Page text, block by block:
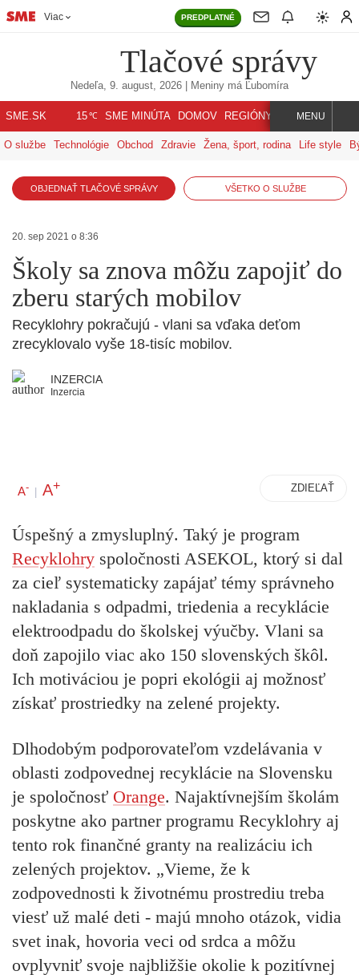
Viac PREDPLATNÉ
Tlačové správy
Nedeľa, 9. august, 2026 | Meniny má Ľubomíra
SME.SK 15℃ SME MINÚTA DOMOV REGIÓNY INDEX SVET
MENU
O službe Technológie Obchod Zdravie Žena, šport, rodina Life style
OBJEDNAŤ TLAČOVÉ SPRÁVY VŠETKO O SLUŽBE
20. sep 2021 o 8:36
Školy sa znova môžu zapojiť do
zberu starých mobilov
Recyklohry pokračujú - vlani sa vďaka deťom
zrecyklovalo vyše 18-tisíc mobilov.
INZERCIA
Inzercia
A- | A+ ZDIEĽAŤ
Úspešný a zmysluplný. Taký je program
Recyklohry spoločnosti ASEKOL, ktorý si dal
za cieľ systematicky zapájať témy správneho
nakladania s odpadmi, triedenia a recyklácie
elektroodpadu do školskej výučby. Vlani sa
doň zapojilo viac ako 150 slovenských škôl.
Ich motiváciou je popri ekológii aj možnosť
získať prostriedky na zelené projekty.
Dlhodobým podporovateľom vzdelávania v
oblasti zodpovednej recyklácie na Slovensku
je spoločnosť Orange. Najaktívnejším školám
poskytne ako partner programu Recyklohry aj
tento rok finančné granty na realizáciu ich
zelených projektov. „Vieme, že k
zodpovednosti k životnému prostrediu treba
viesť už malé deti - majú mnoho otázok, vidia
svet inak, hovoria veci od srdca a môžu
ovplyvniť svoje najbližšie okolie k pozitívnej